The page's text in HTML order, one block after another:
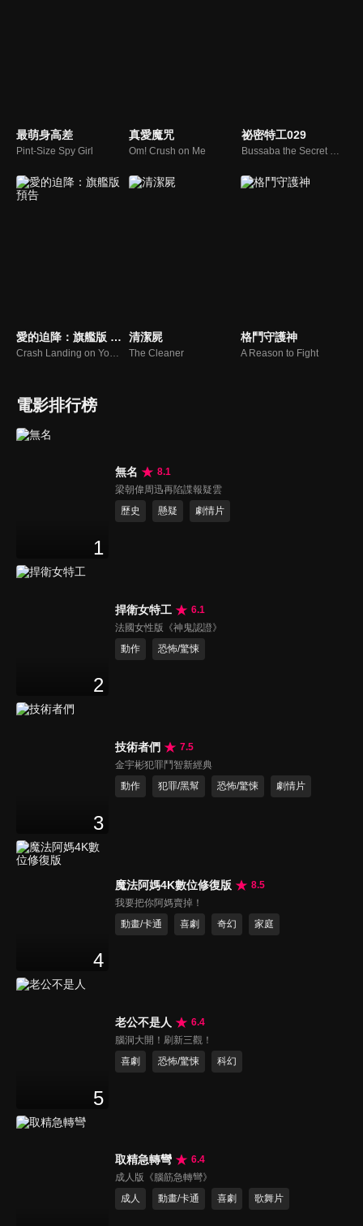
最萌身高差
Pint-Size Spy Girl
真愛魔咒
Om! Crush on Me
祕密特工029
Bussaba the Secret Weapon
愛的迫降：旗艦版 預告 清潔屍
The Cleaner
格鬥守護神
A Reason to Fight
電影排行榜
1
無名
8.1
梁朝偉周迅再陷諜報疑雲
歷史
懸疑 劇情片
2
捍衛女特工
6.1
法國女性版《神鬼認證》
動作
恐怖/驚悚
3
技術者們
7.5
金宇彬犯罪鬥智新經典
動作
犯罪/黑幫 恐怖/驚悚 劇情片
4
魔法阿媽4K數位修復版
8.5
我要把你阿媽賣掉！
動畫/卡通
喜劇 奇幻 家庭
5
老公不是人
6.4
腦洞大開！刷新三觀！
喜劇
恐怖/驚悚 科幻
取精急轉彎
6.4
成人版《腦筋急轉彎》
成人
動畫/卡通 喜劇 歌舞片